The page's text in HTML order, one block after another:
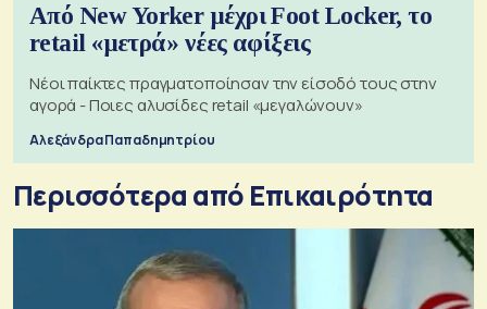
Από New Yorker μέχρι Foot Locker, το
retail «μετρά» νέες αφίξεις
Νέοι παίκτες πραγματοποίησαν την είσοδό τους στην
αγορά - Ποιες αλυσίδες retail «μεγαλώνουν»
Αλεξάνδρα Παπαδημητρίου
Περισσότερα από Επικαιρότητα